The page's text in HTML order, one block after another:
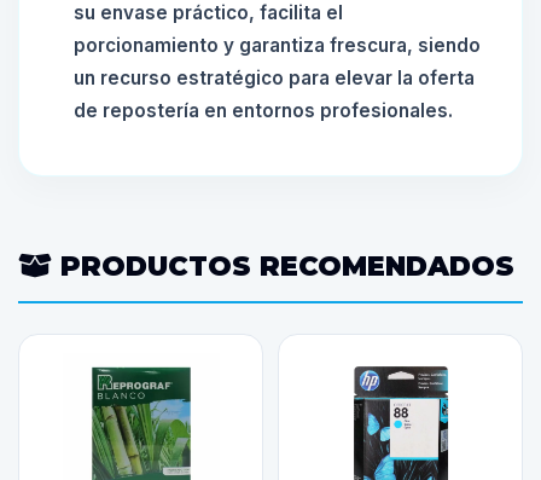
su envase práctico, facilita el
porcionamiento y garantiza frescura, siendo
un recurso estratégico para elevar la oferta
de repostería en entornos profesionales.
PRODUCTOS RECOMENDADOS